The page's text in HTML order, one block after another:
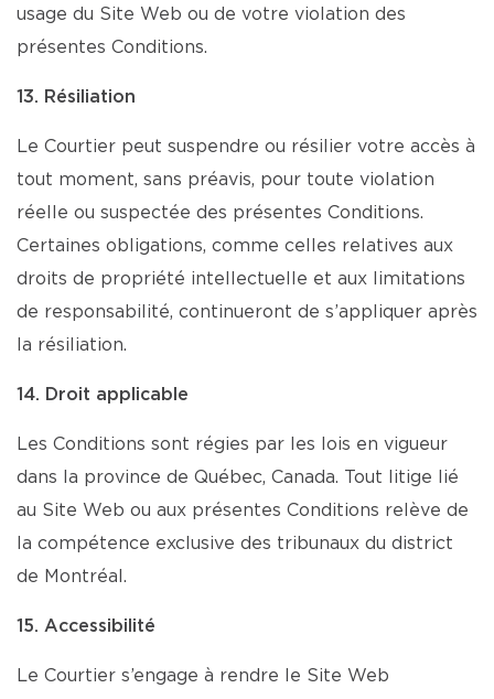
usage du Site Web ou de votre violation des
présentes Conditions.
13. Résiliation
Le Courtier peut suspendre ou résilier votre accès à
tout moment, sans préavis, pour toute violation
réelle ou suspectée des présentes Conditions.
Certaines obligations, comme celles relatives aux
droits de propriété intellectuelle et aux limitations
de responsabilité, continueront de s’appliquer après
la résiliation.
14. Droit applicable
Les Conditions sont régies par les lois en vigueur
dans la province de Québec, Canada. Tout litige lié
au Site Web ou aux présentes Conditions relève de
la compétence exclusive des tribunaux du district
de Montréal.
15. Accessibilité
Le Courtier s’engage à rendre le Site Web